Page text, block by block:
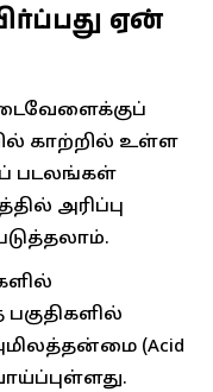
ஏன்
காற்றில் உள்ள
படலங்கள்
அரிப்பு
(Acid